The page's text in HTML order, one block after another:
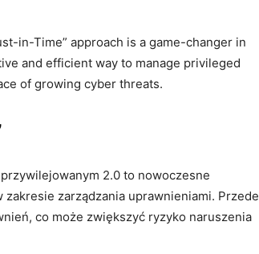
in-Time” approach is ​a game-changer in
and ⁤efficient way ⁤to manage privileged
of growing⁣ cyber threats.
2.0 to nowoczesne
zarządzania uprawnieniami. Przede
co może zwiększyć ryzyko naruszenia